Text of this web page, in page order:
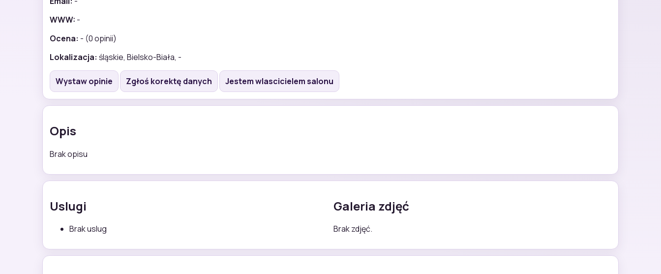
WWW: -
Ocena: - (0 opinii)
Lokalizacja: śląskie, Bielsko-Biała, -
Wystaw opinie Zgłoś korektę danych Jestem wlascicielem salonu
Opis
Brak opisu
Uslugi
Brak uslug
Galeria zdjęć
Brak zdjęć.